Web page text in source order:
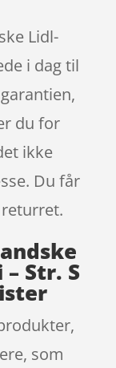
Lidl-
i dag til
du for
ikke
Du får
Str. S
som